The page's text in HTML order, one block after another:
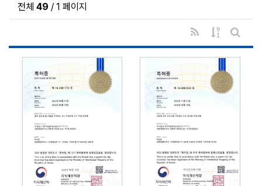
전체 49 / 1 페이지
RSS
게시물 정렬
게시판